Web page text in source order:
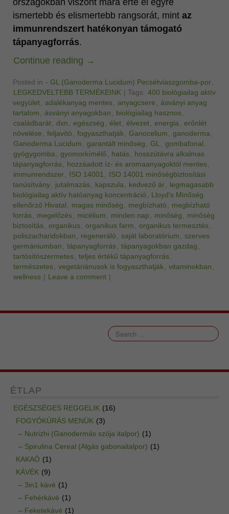
országokban viszont mára érte el egyre
ismertebb és elismertebb rangsorát, mint az
immunrendszert hatékonyan támogató
tápanyagforrás.
Continue reading →
Posted in - GL (Ganoderma Lucidum) Pecsétviaszgomba-por,
LEGKEDVELTEBB TERMÉKEINK
Tags: 400 biológiailag aktív
vegyület, adalékanyag mentes, anyagcsere , ásványi anyag
tartalom , ásványi anyagokban , biológiailag hasznos,
családbarát, dxn , egészség , élet, élvezet, energia, erőnlét
növelése , feljavító , fogyaszthatják, Ganocelium , ganoderma,
Ganoderma Lucidum , garantált minőség , GL, gombafonal ,
gyógygomba, gyomorkímélő , hatás, hosszútávra alkalmas
tápanyagforrás, hozzáadott íz- és aromaanyagoktól mentes,
immunrendszer, ISO 14001 ,
ISO 14001 minőségbiztosítási
tanúsítvány, jutalmazás, kapszula, kedvező ár, legmagasabb
biológiailag aktív hatóanyag koncentráció , Lloyd's Minőség
ellenőrző Hivatal , magas minőség , megbízható , megbízható
forrás, megelőzés, micélium , minden nap , minőség , minőség
biztosítás, organikus, organikus farm , organikus termesztés,
poliszacharidokban , regeneráló , saját laboratórium , szerves
germániumban , tápanyagforrás, tápanyagokban gazdag ,
tartósítószermetes, teljes értékű tápanyagforrás,
természetes, vegetáriánusok is fogyaszthatják, vitaminokban ,
wellness
Leave a comment
ÉTLAP
EGÉSZSÉGES REGGELIK (16)
FOGYÓKÚRÁS MENÜK (3)
– Nutrizhi (Ganodermás szója italpor) (1)
– Spirulina Cereal (Algás gabonaitalpor) (1)
KAKAÓ (1)
KÁVÉK (9)
– 3in1 kávé (1)
– Fehérkávé (1)
– Feketekávé (1)